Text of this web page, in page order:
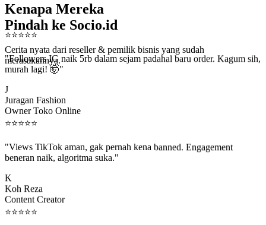
Kenapa Mereka
Pindah ke Socio.id
Cerita nyata dari reseller & pemilik bisnis yang sudah
merasakannya.
⭐⭐⭐⭐⭐
"Followers IG naik 5rb dalam sejam padahal baru order. Kagum sih,
murah lagi! 🤯"
Juragan Fashion
Owner Toko Online
⭐⭐⭐⭐ ⭐
beneran naik, algoritma suka."
Koh Reza
Content Creator
⭐⭐⭐⭐⭐